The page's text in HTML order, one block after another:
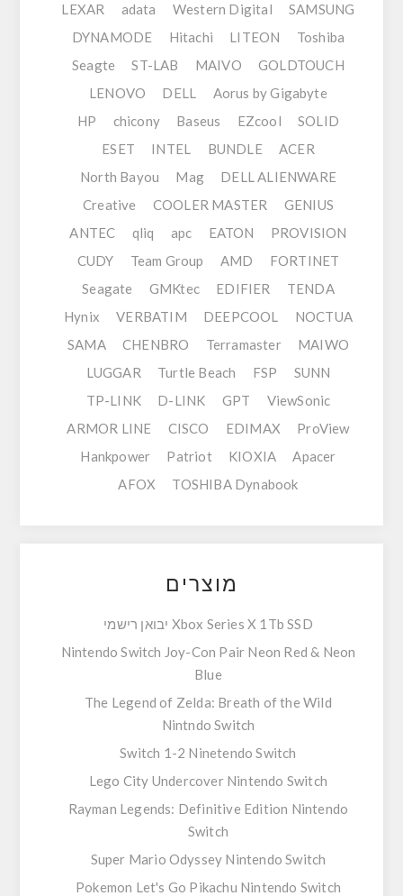
SAMSUNG
Western Digital
adata
LEXAR
Toshiba
LITEON
Hitachi
DYNAMODE
GOLDTOUCH
MAIVO
ST-LAB
Seagte
Aorus by Gigabyte
DELL
LENOVO
SOLID
EZcool
Baseus
chicony
HP
ACER
BUNDLE
INTEL
ESET
DELL ALIENWARE
Mag
North Bayou
GENIUS
COOLER MASTER
Creative
PROVISION
EATON
apc
qliq
ANTEC
FORTINET
AMD
Team Group
CUDY
TENDA
EDIFIER
GMKtec
Seagate
NOCTUA
DEEPCOOL
VERBATIM
Hynix
MAIWO
Terramaster
CHENBRO
SAMA
SUNN
FSP
Turtle Beach
LUGGAR
ViewSonic
GPT
D-LINK
TP-LINK
ProView
EDIMAX
CISCO
ARMOR LINE
Apacer
KIOXIA
Patriot
Hankpower
TOSHIBA Dynabook
AFOX
מוצרים
Xbox Series X 1Tb SSD יבואן רישמי
Nintendo Switch Joy-Con Pair Neon Red & Neon
Blue
The Legend of Zelda: Breath of the Wild
Nintndo Switch
Switch 1-2 Ninetendo Switch
Lego City Undercover Nintendo Switch
Rayman Legends: Definitive Edition Nintendo
Switch
Super Mario Odyssey Nintendo Switch
Pokemon Let's Go Pikachu Nintendo Switch